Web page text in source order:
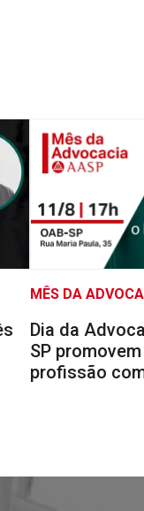
MÊS DA
Dia da
SP
profissão